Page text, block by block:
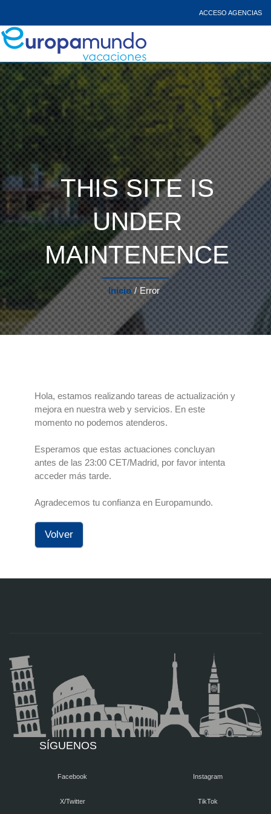
ACCESO AGENCIAS
THIS SITE IS
UNDER
MAINTENENCE
Inicio / Error
Hola, estamos realizando tareas de actualización y
mejora en nuestra web y servicios. En este
momento no podemos atenderos.
Esperamos que estas actuaciones concluyan
antes de las 23:00 CET/Madrid, por favor intenta
acceder más tarde.
Agradecemos tu confianza en Europamundo.
Volver
SÍGUENOS
Facebook
X/Twitter
Instagram
TikTok